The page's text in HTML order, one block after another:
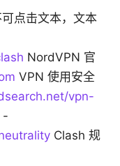
点击文本，文本
NordVPN 官
VPN 使用安全
vpn-
-
Clash 规